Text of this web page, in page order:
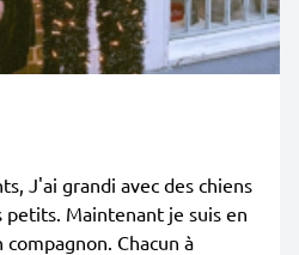
J'ai grandi avec des chiens
petits. Maintenant je suis en
Chacun à